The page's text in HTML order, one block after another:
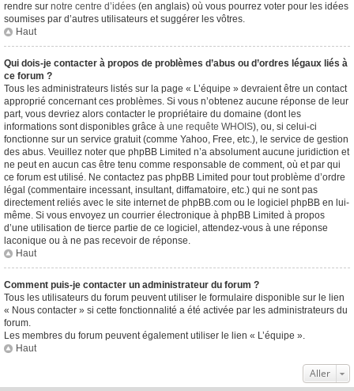
rendre sur notre centre d’idées (en anglais) où vous pourrez voter pour les idées
soumises par d’autres utilisateurs et suggérer les vôtres.
Haut
Qui dois-je contacter à propos de problèmes d’abus ou d’ordres légaux liés à
ce forum ?
Tous les administrateurs listés sur la page « L’équipe » devraient être un contact
approprié concernant ces problèmes. Si vous n’obtenez aucune réponse de leur
part, vous devriez alors contacter le propriétaire du domaine (dont les
informations sont disponibles grâce à une requête WHOIS), ou, si celui-ci
fonctionne sur un service gratuit (comme Yahoo, Free, etc.), le service de gestion
des abus. Veuillez noter que phpBB Limited n’a absolument aucune juridiction et
ne peut en aucun cas être tenu comme responsable de comment, où et par qui
ce forum est utilisé. Ne contactez pas phpBB Limited pour tout problème d’ordre
légal (commentaire incessant, insultant, diffamatoire, etc.) qui ne sont pas
directement reliés avec le site internet de phpBB.com ou le logiciel phpBB en lui-
même. Si vous envoyez un courrier électronique à phpBB Limited à propos
d’une utilisation de tierce partie de ce logiciel, attendez-vous à une réponse
laconique ou à ne pas recevoir de réponse.
Haut
Comment puis-je contacter un administrateur du forum ?
Tous les utilisateurs du forum peuvent utiliser le formulaire disponible sur le lien
« Nous contacter » si cette fonctionnalité a été activée par les administrateurs du
forum.
Les membres du forum peuvent également utiliser le lien « L’équipe ».
Haut
Aller